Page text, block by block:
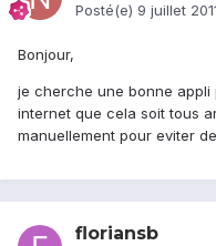
Posté(e) 9 juillet
Bonjour,
je cherche une bonne
internet que cela soit tous
manuellement pour eviter
floriansb